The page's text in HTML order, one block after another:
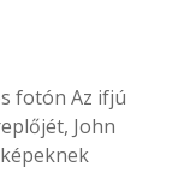
fotón Az ifjú
John